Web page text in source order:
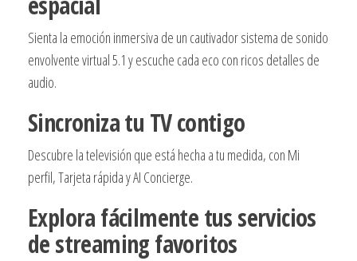
Sienta la emoción inmersiva de un cautivador sistema de sonido
envolvente virtual 5.1 y escuche cada eco con ricos detalles de
audio.
Sincroniza tu TV contigo
Descubre la televisión que está hecha a tu medida, con Mi
perfil, Tarjeta rápida y AI Concierge.
Explora fácilmente tus servicios
de streaming favoritos